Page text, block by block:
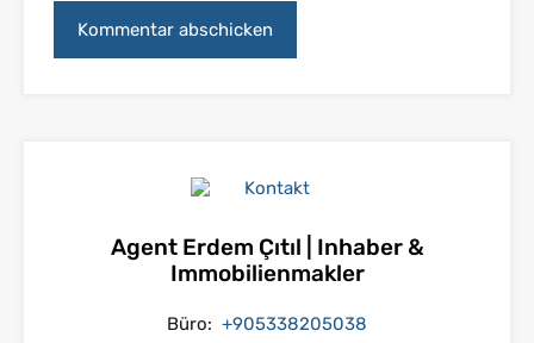
Agent Erdem Çıtıl | Inhaber &
Immobilienmakler
Büro: +905338205038